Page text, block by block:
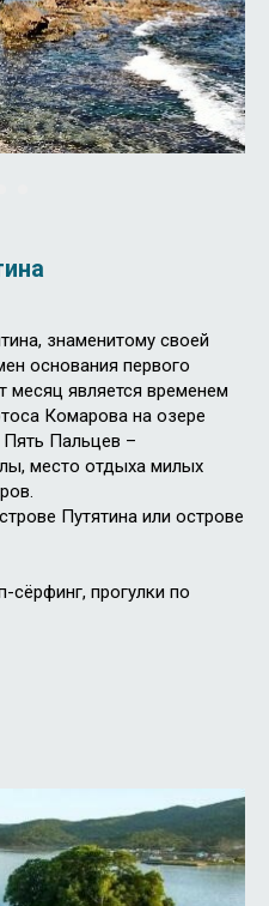
знаменитому своей
основания первого
месяц является временем
Комарова на озере
Пальцев –
место отдыха милых
Путятина или острове
сёрфинг, прогулки по